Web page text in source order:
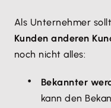
Als Unternehmer
Kunden anderen
noch nicht alles:
Bekannter
kann den